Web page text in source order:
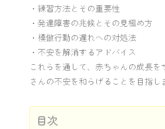
・練習方法とその重要性
・発達障害の兆候とその見極め方
・模倣行動の遅れへの対処法
・不安を解消するアドバイス
これらを通して、赤ちゃんの成長を
さんの不安を和らげることを目指し
目次